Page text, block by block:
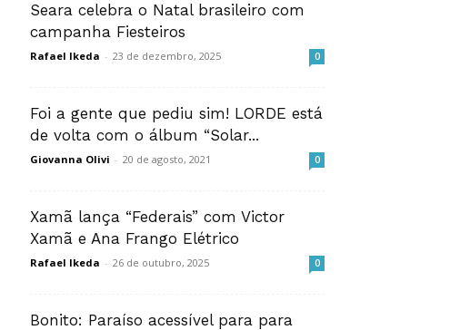
Seara celebra o Natal brasileiro com
campanha Fiesteiros
Rafael Ikeda - 23 de dezembro, 2025 0
Foi a gente que pediu sim! LORDE está
de volta com o álbum “Solar...
Giovanna Olivi - 20 de agosto, 2021 0
Xamã lança “Federais” com Victor
Xamã e Ana Frango Elétrico
Rafael Ikeda - 26 de outubro, 2025 0
Bonito: Paraíso acessível para para